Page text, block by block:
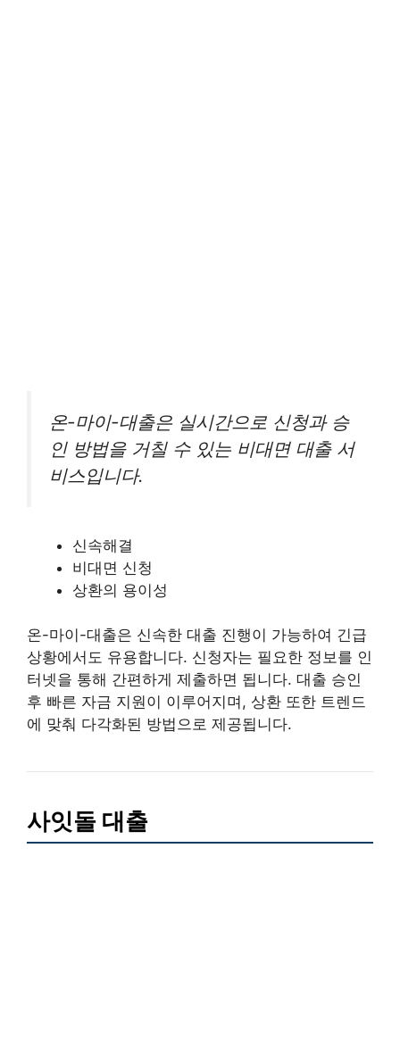
온-마이-대출은 실시간으로 신청과 승
인 방법을 거칠 수 있는 비대면 대출 서
비스입니다.
신속해결
비대면 신청
상환의 용이성
온-마이-대출은 신속한 대출 진행이 가능하여 긴급
상황에서도 유용합니다. 신청자는 필요한 정보를 인
터넷을 통해 간편하게 제출하면 됩니다. 대출 승인
후 빠른 자금 지원이 이루어지며, 상환 또한 트렌드
에 맞춰 다각화된 방법으로 제공됩니다.
사잇돌 대출